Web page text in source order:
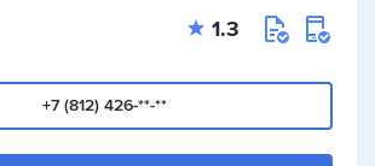
1.3
+7 (812) 426-**-**